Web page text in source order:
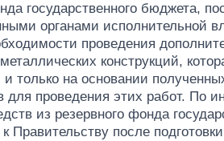
государственного бюджета,
органами исполнительной
проведения
конструкций,
только на основании
для проведения этих работ. По
из резервного фонда
Правительству после